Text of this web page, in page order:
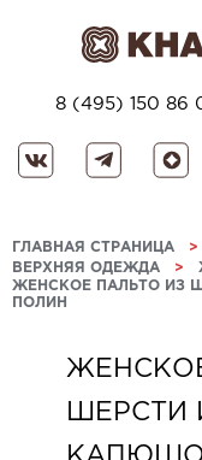
8 (495) 150 86
ГЛАВНАЯ СТРАНИЦА
ВЕРХНЯЯ ОДЕЖДА >
ЖЕНСКОЕ ПАЛЬТО ИЗ
ПОЛИН
ШЕРСТИ